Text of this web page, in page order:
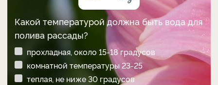
Какой температурой должна быть вода для
полива рассады?
прохладная, около 15-18 градусов
комнатной температуры 23-25
теплая, не ниже 30 градусов